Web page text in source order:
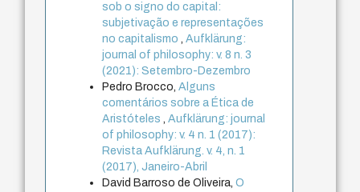
sob o signo do capital:
subjetivação e representações
no capitalismo,Aufklärung:
journal of philosophy: v. 8 n. 3
(2021): Setembro-Dezembro
Pedro Brocco,Alguns
comentários sobre a Ética de
Aristóteles,Aufklärung: journal
of philosophy: v. 4 n. 1 (2017):
Revista Aufklärung. v. 4, n. 1
(2017), Janeiro-Abril
David Barroso de Oliveira,O